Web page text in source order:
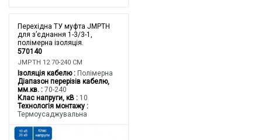
Перехідна ТУ муфта JMPTH
для з’єднання 1-3/3-1,
полімерна ізоляція.
570140
JMPTH 12 70-240 CM
Ізоляція кабелю
Полімерна
Діапазон перерізів кабелю,
мм.кв.
70-240
Клас напруги, кВ
10
Технологія монтажу
Термоусаджувальна